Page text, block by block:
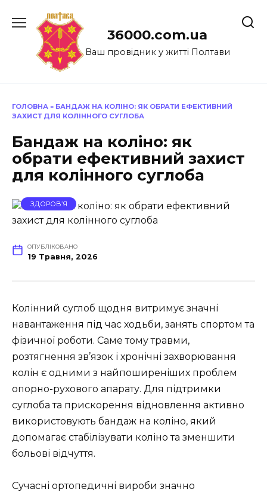
до
36000.com.ua
Ваш провідник у житті Полтави
ГОЛОВНА » БАНДАЖ НА КОЛІНО: ЯК ОБРАТИ ЕФЕКТИВНИЙ
ЗАХИСТ ДЛЯ КОЛІННОГО СУГЛОБА
Бандаж на коліно: як
обрати ефективний захист
для колінного суглоба
ЗДОРОВ’Я
ОПУБЛІКОВАНО
19 Травня, 2026
Колінний суглоб щодня витримує значні
навантаження під час ходьби, занять спортом та
фізичної роботи. Саме тому травми,
розтягнення зв’язок і хронічні захворювання
колін є одними з найпоширеніших проблем
опорно-рухового апарату. Для підтримки
суглоба та прискорення відновлення активно
використовують бандаж на коліно, який
допомагає стабілізувати коліно та зменшити
больові відчуття.
Сучасні ортопедичні вироби значно